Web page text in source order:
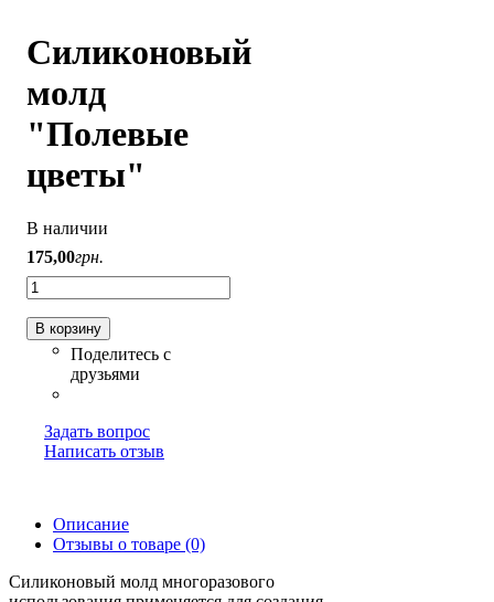
Силиконовый
молд
"Полевые
цветы"
В наличии
175,00грн.
В корзину
Задать вопрос
Написать отзыв
Описание
Отзывы о товаре (0)
Силиконовый молд многоразового